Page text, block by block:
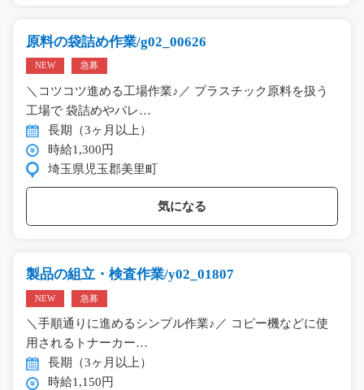
原料の袋詰め作業/g02_00626
NEW 急募
＼コツコツ進める工場作業♪／ プラスチック原料を扱う
工場で 袋詰めやパレ…
長期（3ヶ月以上）
時給1,300円
埼玉県児玉郡美里町
気になる
製品の組立・検査作業/y02_01807
NEW 急募
＼手順通りに進めるシンプル作業♪／ コピー機などに使
用されるトナーカー…
長期（3ヶ月以上）
時給1,150円